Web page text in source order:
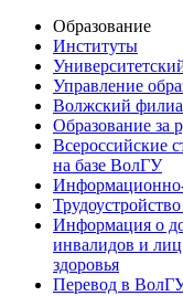
Образование
Институты
Управление
Волжский
Образование за
Всероссийские
на базе ВолГУ
Информационно-
Информация о
инвалидов и
здоровья
Перевод в